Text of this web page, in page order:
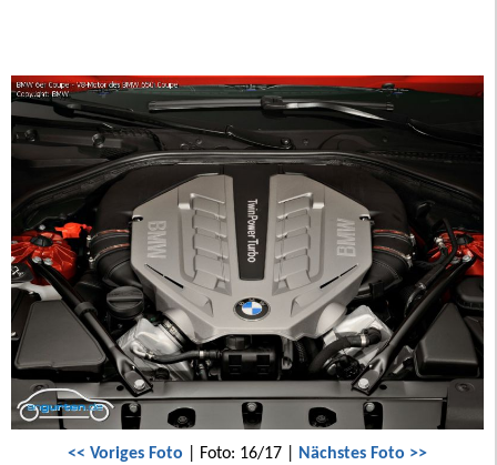
<< Voriges Foto | Foto: 16/17 | Nächstes Foto >>